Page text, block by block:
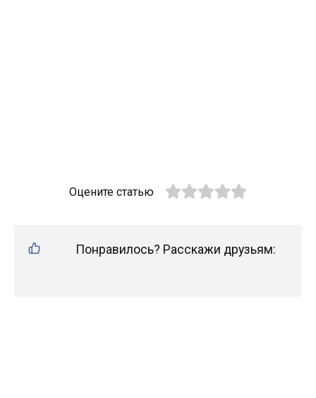
Оцените статью
Понравилось? Расскажи друзьям: